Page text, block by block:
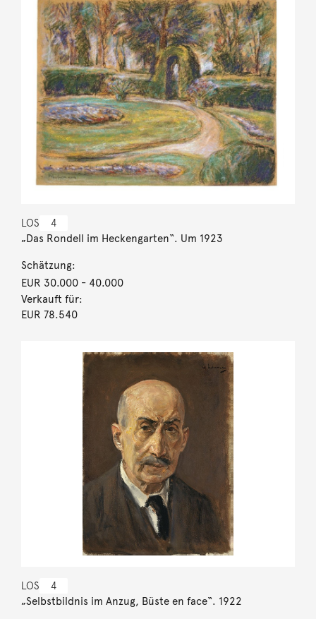
LOS 4
„Das Rondell im Heckengarten“. Um 1923
Schätzung:
EUR 30.000- 40.000
Verkauft für:
EUR 78.540
LOS 4
„Selbstbildnis im Anzug, Büste en face“. 1922